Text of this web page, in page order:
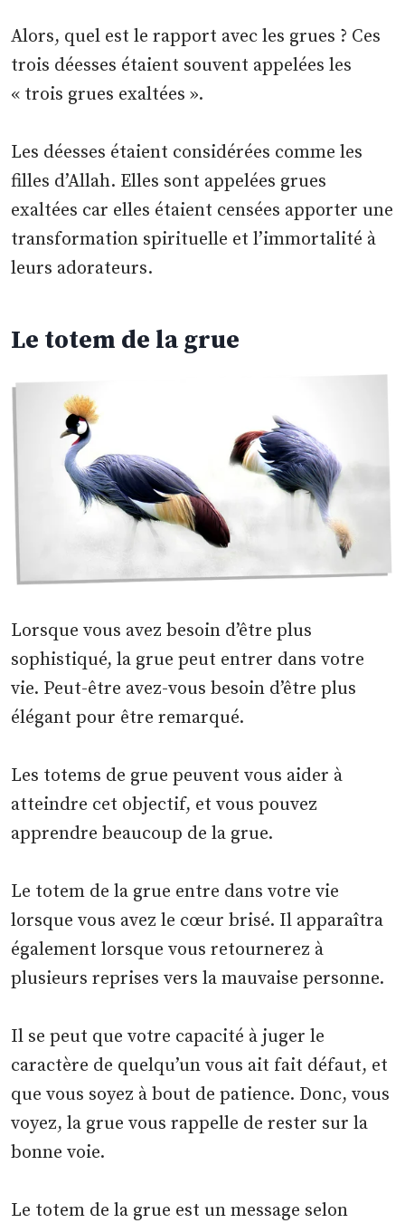
Alors, quel est le rapport avec les grues ? Ces
trois déesses étaient souvent appelées les
« trois grues exaltées ».
Les déesses étaient considérées comme les
filles d’Allah. Elles sont appelées grues
exaltées car elles étaient censées apporter une
transformation spirituelle et l’immortalité à
leurs adorateurs.
Le totem de la grue
Lorsque vous avez besoin d’être plus
sophistiqué, la grue peut entrer dans votre
vie. Peut-être avez-vous besoin d’être plus
élégant pour être remarqué.
Les totems de grue peuvent vous aider à
atteindre cet objectif, et vous pouvez
apprendre beaucoup de la grue.
Le totem de la grue entre dans votre vie
lorsque vous avez le cœur brisé. Il apparaîtra
également lorsque vous retournerez à
plusieurs reprises vers la mauvaise personne.
Il se peut que votre capacité à juger le
caractère de quelqu’un vous ait fait défaut, et
que vous soyez à bout de patience. Donc, vous
voyez, la grue vous rappelle de rester sur la
bonne voie.
Le totem de la grue est un message selon